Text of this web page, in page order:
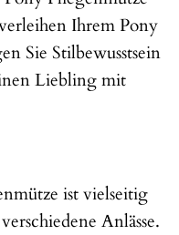
Ihrem Pony
Sie Stilbewusstsein
Liebling mit
ist vielseitig
Anlässe.